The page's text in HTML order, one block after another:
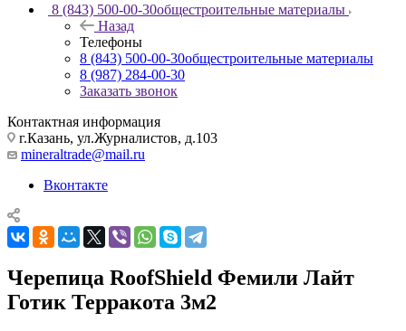
8 (843) 500-00-30общестроительные материалы
Назад
Телефоны
8 (843) 500-00-30общестроительные материалы
8 (987) 284-00-30
Заказать звонок
Контактная информация
г.Казань, ул.Журналистов, д.103
mineraltrade@mail.ru
Вконтакте
Черепица RoofShield Фемили Лайт
Готик Терракота 3м2